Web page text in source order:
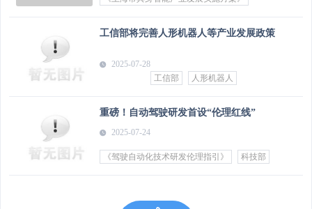
工信部将完善人形机器人等产业发展政策
2025-07-28
工信部
人形机器人
重磅！自动驾驶研发首设“伦理红线”
2025-07-24
《驾驶自动化技术研发伦理指引》 科技部